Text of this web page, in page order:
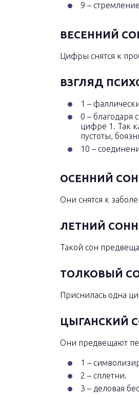
9 –
ВЕСЕННИЙ
Цифры снятся к
ВЗГЛЯД
1 –
0 – благодаря
цифре 1. Так
пустоты,
10 –
ОСЕННИЙ
Они снятся к
ЛЕТНИЙ
Такой сон
ТОЛКОВЫЙ
Приснилась одна
ЦЫГАНСКИЙ
Они предвещают
1 –
2 – сплетни.
3 – деловая